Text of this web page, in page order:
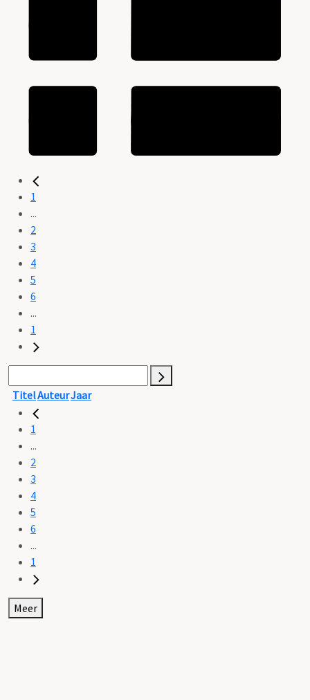
1
...
2
3
4
5
6
...
1
TitelAuteurJaar
1
...
2
3
4
5
6
...
1
Meer